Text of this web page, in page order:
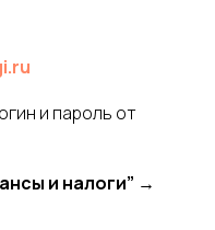
и пароль от
и налоги” →